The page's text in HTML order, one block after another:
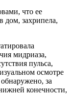
что ее
дом, захрипела,
мидриаза,
пульса,
осмотре
за
конечности,